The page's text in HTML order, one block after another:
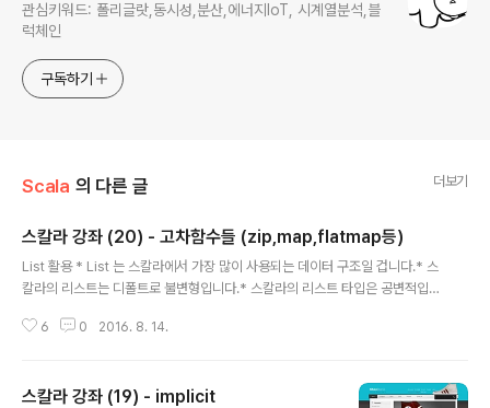
관심키워드: 폴리글랏,동시성,분산,에너지IoT, 시계열분석,블
럭체인
구독하기
Scala 의 다른 글 더보기
스칼라 강좌 (20) - 고차함수들 (zip,map,flatmap등)
List 활용 * List 는 스칼라에서 가장 많이 사용되는 데이터 구조일 겁니다.* 스
칼라의 리스트는 디폴트로 불변형입니다.* 스칼라의 리스트 타입은 공변적입니
gth 는 비교적 비싼 연산입니다. a.isEmpty 를 a.length == 0 으로 사용하지
마지막 제외 나머지 리스트 뒤집기 val a = List ('a',b','c','d')a...
6 0 2016. 8. 14.
스칼라 강좌 (19) - implicit